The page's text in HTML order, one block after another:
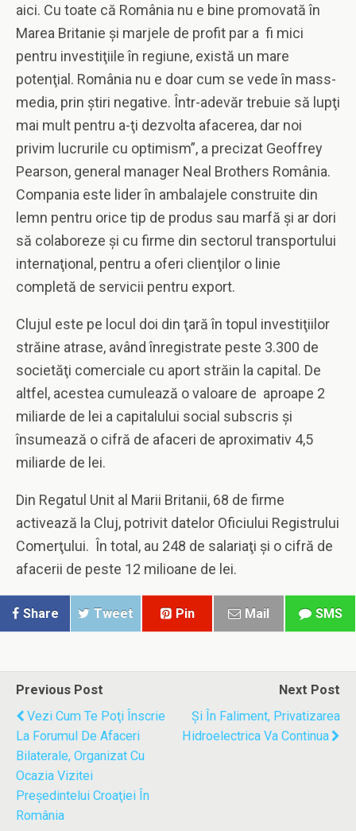
aici. Cu toate că România nu e bine promovată în
Marea Britanie şi marjele de profit par a fi mici
pentru investiţiile în regiune, există un mare
potenţial. România nu e doar cum se vede în mass-
media, prin ştiri negative. Într-adevăr trebuie să lupţi
mai mult pentru a-ţi dezvolta afacerea, dar noi
privim lucrurile cu optimism”, a precizat Geoffrey
Pearson, general manager Neal Brothers România.
Compania este lider în ambalajele construite din
lemn pentru orice tip de produs sau marfă şi ar dori
să colaboreze şi cu firme din sectorul transportului
internaţional, pentru a oferi clienţilor o linie
completă de servicii pentru export.
Clujul este pe locul doi din ţară în topul investiţiilor
străine atrase, având înregistrate peste 3.300 de
societăţi comerciale cu aport străin la capital. De
altfel, acestea cumulează o valoare de aproape 2
miliarde de lei a capitalului social subscris şi
însumează o cifră de afaceri de aproximativ 4,5
miliarde de lei.
Din Regatul Unit al Marii Britanii, 68 de firme
activează la Cluj, potrivit datelor Oficiului Registrului
Comerţului. În total, au 248 de salariaţi şi o cifră de
afacerii de peste 12 milioane de lei.
Share Tweet Pin Mail SMS
Previous Post
Vezi Cum Te Poţi Înscrie
La Forumul De Afaceri
Bilaterale, Organizat Cu
Ocazia Vizitei
Preşedintelui Croaţiei În
România
Next Post
Şi În Faliment, Privatizarea
Hidroelectrica Va Continua